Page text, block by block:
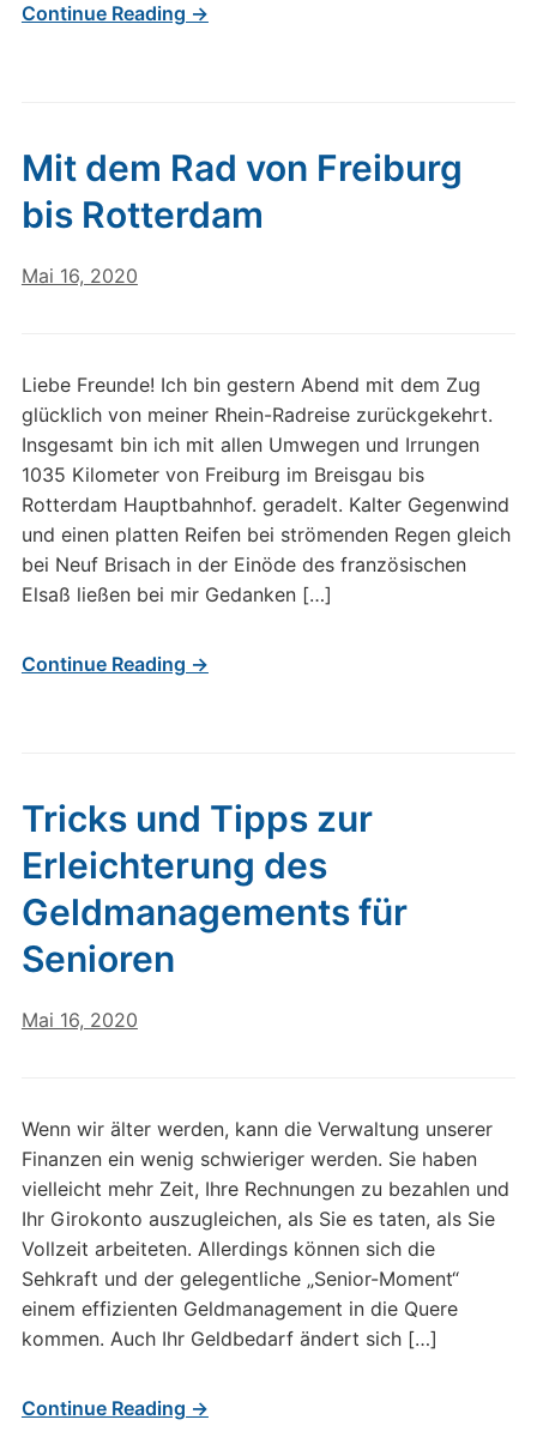
Continue Reading →
Mit dem Rad von Freiburg
bis Rotterdam
Mai 16, 2020
Liebe Freunde! Ich bin gestern Abend mit dem Zug
glücklich von meiner Rhein-Radreise zurückgekehrt.
Insgesamt bin ich mit allen Umwegen und Irrungen
1035 Kilometer von Freiburg im Breisgau bis
Rotterdam Hauptbahnhof. geradelt. Kalter Gegenwind
und einen platten Reifen bei strömenden Regen gleich
bei Neuf Brisach in der Einöde des französischen
Elsaß ließen bei mir Gedanken […]
Continue Reading →
Tricks und Tipps zur
Erleichterung des
Geldmanagements für
Senioren
Mai 16, 2020
Wenn wir älter werden, kann die Verwaltung unserer
Finanzen ein wenig schwieriger werden. Sie haben
vielleicht mehr Zeit, Ihre Rechnungen zu bezahlen und
Ihr Girokonto auszugleichen, als Sie es taten, als Sie
Vollzeit arbeiteten. Allerdings können sich die
Sehkraft und der gelegentliche „Senior-Moment“
einem effizienten Geldmanagement in die Quere
kommen. Auch Ihr Geldbedarf ändert sich […]
Continue Reading →